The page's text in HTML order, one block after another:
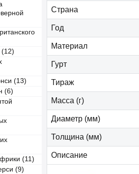
(13)
(6)
(11)
(9)
Страна
Год
Материал
Гурт
Тираж
Масса (г)
Диаметр (мм)
Толщина (мм)
Описание